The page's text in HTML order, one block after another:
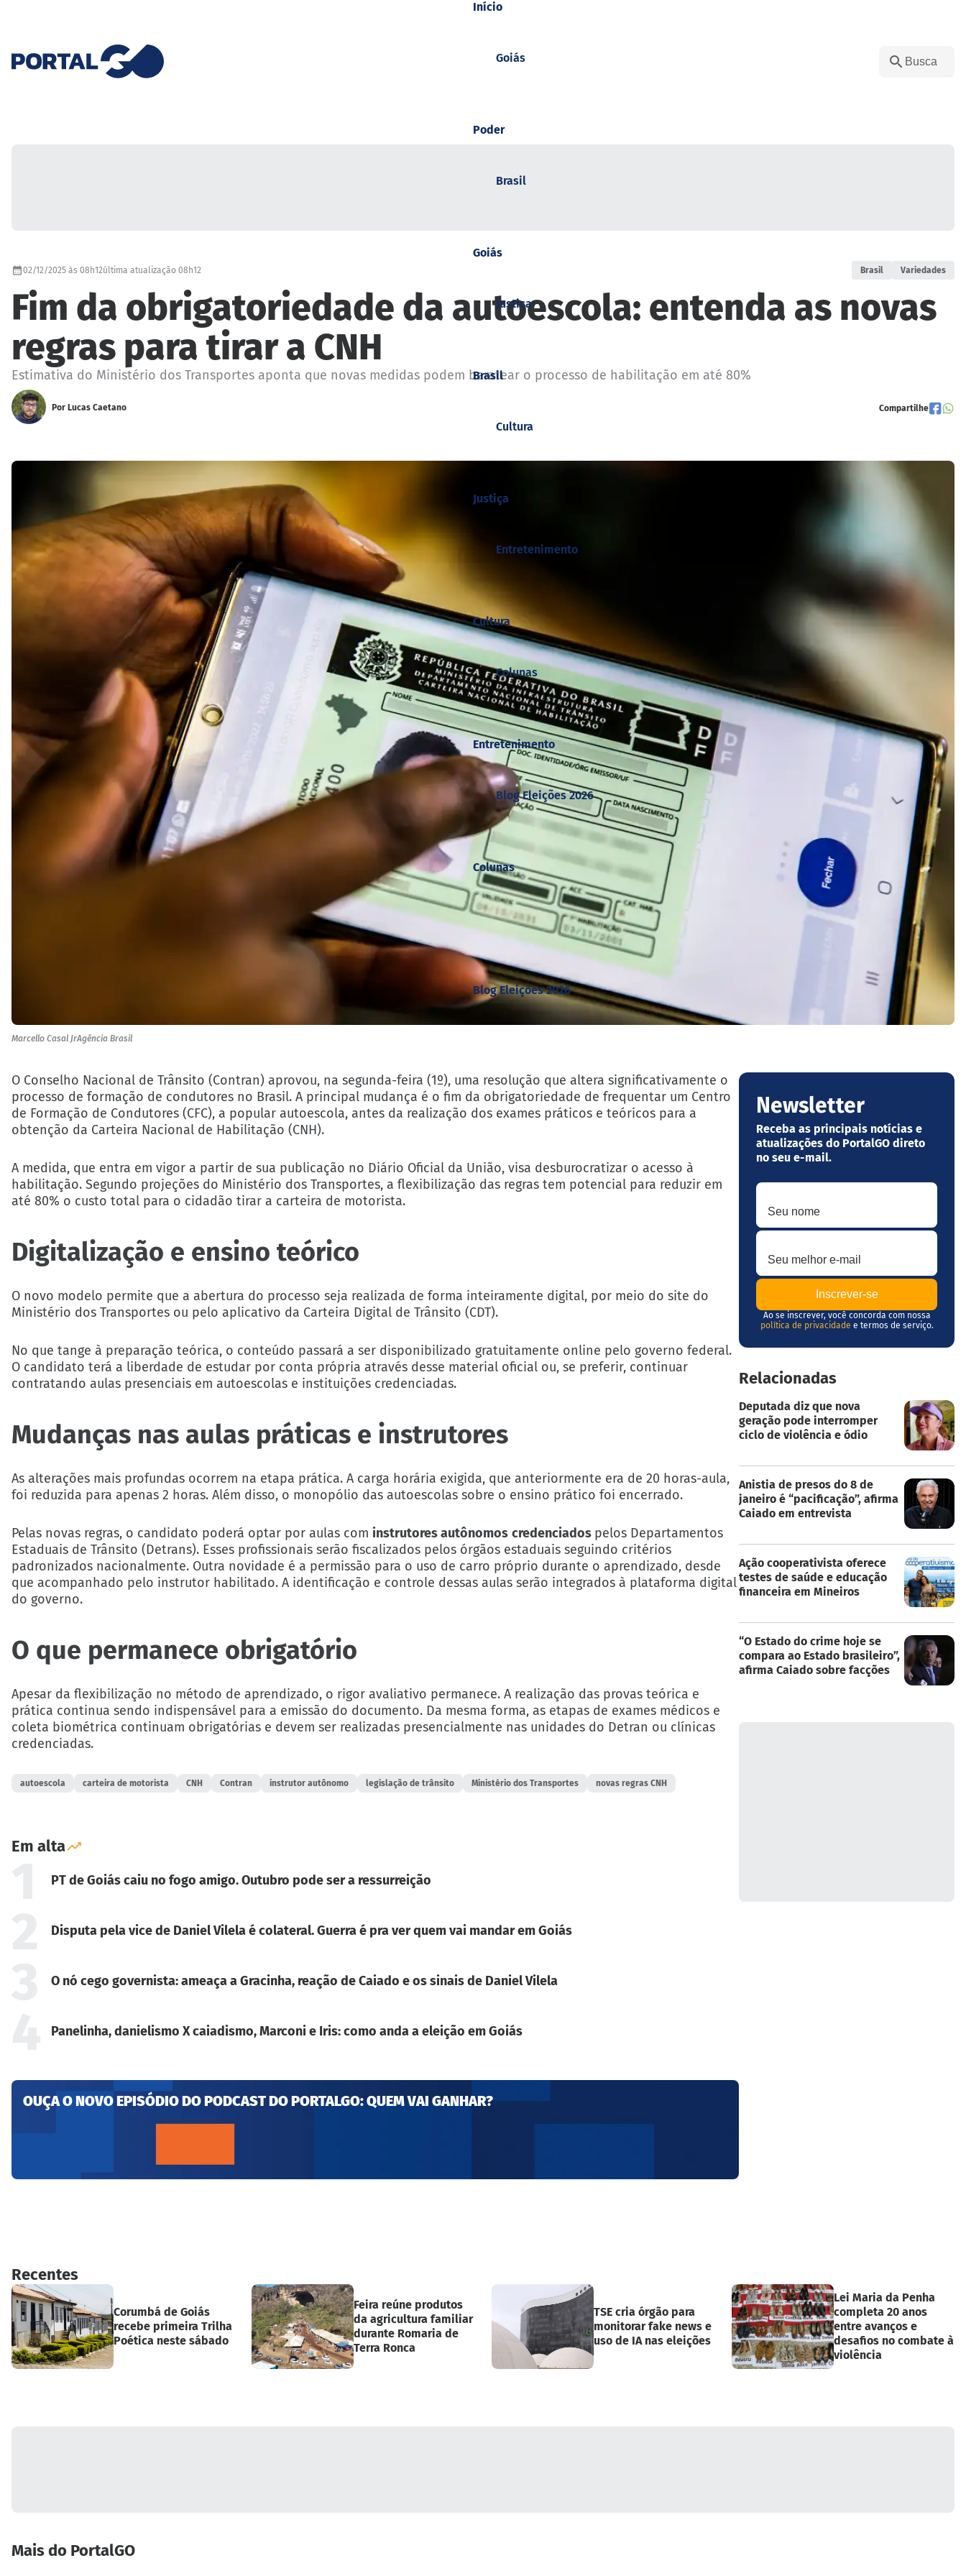
Goiás
Brasil
Justiça
Cultura
Entretenimento
Colunas
Blog Eleições 2026
Início
Poder
Goiás
Brasil
Justiça
Cultura
Entretenimento
Colunas
Blog Eleições 2026
02/12/2025 às 08h12última atualização 08h12 Brasil Variedades
Fim da obrigatoriedade da autoescola: entenda as novas
regras para tirar a CNH
Estimativa do Ministério dos Transportes aponta que novas medidas podem baratear o processo de habilitação em até 80%
Por Lucas Caetano Compartilhe
Marcello Casal JrAgência Brasil
O Conselho Nacional de Trânsito (Contran) aprovou, na segunda-feira (1º), uma resolução que altera significativamente o
processo de formação de condutores no Brasil. A principal mudança é o fim da obrigatoriedade de frequentar um Centro
de Formação de Condutores (CFC), a popular autoescola, antes da realização dos exames práticos e teóricos para a
obtenção da Carteira Nacional de Habilitação (CNH).
A medida, que entra em vigor a partir de sua publicação no Diário Oficial da União, visa desburocratizar o acesso à
habilitação. Segundo projeções do Ministério dos Transportes, a flexibilização das regras tem potencial para reduzir em
até 80% o custo total para o cidadão tirar a carteira de motorista.
Digitalização e ensino teórico
O novo modelo permite que a abertura do processo seja realizada de forma inteiramente digital, por meio do site do
Ministério dos Transportes ou pelo aplicativo da Carteira Digital de Trânsito (CDT).
No que tange à preparação teórica, o conteúdo passará a ser disponibilizado gratuitamente online pelo governo federal.
O candidato terá a liberdade de estudar por conta própria através desse material oficial ou, se preferir, continuar
contratando aulas presenciais em autoescolas e instituições credenciadas.
Mudanças nas aulas práticas e instrutores
As alterações mais profundas ocorrem na etapa prática. A carga horária exigida, que anteriormente era de 20 horas-aula,
foi reduzida para apenas 2 horas. Além disso, o monopólio das autoescolas sobre o ensino prático foi encerrado.
Pelas novas regras, o candidato poderá optar por aulas com instrutores autônomos credenciados pelos Departamentos
Estaduais de Trânsito (Detrans). Esses profissionais serão fiscalizados pelos órgãos estaduais seguindo critérios
padronizados nacionalmente. Outra novidade é a permissão para o uso de carro próprio durante o aprendizado, desde
que acompanhado pelo instrutor habilitado. A identificação e controle dessas aulas serão integrados à plataforma digital
do governo.
O que permanece obrigatório
Apesar da flexibilização no método de aprendizado, o rigor avaliativo permanece. A realização das provas teórica e
prática continua sendo indispensável para a emissão do documento. Da mesma forma, as etapas de exames médicos e
coleta biométrica continuam obrigatórias e devem ser realizadas presencialmente nas unidades do Detran ou clínicas
credenciadas.
autoescola carteira de motorista CNH Contran instrutor autônomo legislação de trânsito Ministério dos Transportes novas regras CNH
Em alta
PT de Goiás caiu no fogo amigo. Outubro pode ser a ressurreição
Disputa pela vice de Daniel Vilela é colateral. Guerra é pra ver quem vai mandar em Goiás
O nó cego governista: ameaça a Gracinha, reação de Caiado e os sinais de Daniel Vilela
Panelinha, danielismo X caiadismo, Marconi e Iris: como anda a eleição em Goiás
OUÇA O NOVO EPISÓDIO DO PODCAST DO PORTALGO: QUEM VAI GANHAR?
Newsletter
Receba as principais notícias e
atualizações do PortalGO direto
no seu e-mail.
Seu nome
Seu melhor e-mail
Ao se inscrever, você concorda com nossa
política de privacidade e termos de serviço.
Relacionadas
Deputada diz que nova
geração pode interromper
ciclo de violência e ódio
Anistia de presos do 8 de
janeiro é “pacificação”, afirma
Caiado em entrevista
Ação cooperativista oferece
testes de saúde e educação
financeira em Mineiros
“O Estado do crime hoje se
compara ao Estado brasileiro”,
afirma Caiado sobre facções
Recentes
Corumbá de Goiás
recebe primeira Trilha
Poética neste sábado
Feira reúne produtos
da agricultura familiar
durante Romaria de
Terra Ronca
TSE cria órgão para
monitorar fake news e
uso de IA nas eleições
Lei Maria da Penha
completa 20 anos
entre avanços e
desafios no combate à
violência
Mais do PortalGO